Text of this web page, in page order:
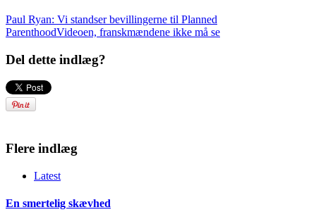
Paul Ryan: Vi standser bevillingerne til Planned
ParenthoodVideoen, franskmændene ikke må se
Del dette indlæg?
Flere indlæg
Latest
En smertelig skævhed